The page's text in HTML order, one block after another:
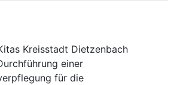
Kreisstadt Dietzenbach
einer
für die